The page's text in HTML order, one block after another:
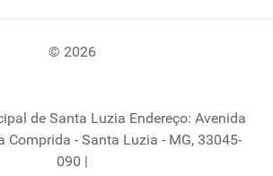
© 2026
de Santa Luzia Endereço: Avenida
Comprida - Santa Luzia - MG, 33045-
090 |